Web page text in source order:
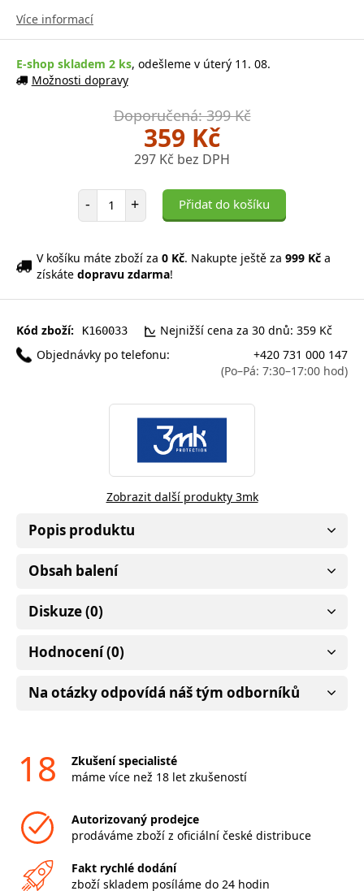
Více informací
E-shop skladem 2 ks, odešleme v úterý 11. 08.
Možnosti dopravy
Doporučená: 399 Kč
359 Kč
297 Kč bez DPH
- Počet položek
+ Přidat do košíku
V košíku máte zboží za 0 Kč. Nakupte ještě za 999 Kč a
získáte dopravu zdarma!
Kód zboží: K160033
Nejnižší cena za 30 dnů: 359 Kč
Objednávky po telefonu:
+420 731 000 147
(Po–Pá: 7:30–17:00 hod)
Zobrazit další produkty 3mk
Popis produktu
Obsah balení
Diskuze (0)
Hodnocení (0)
Na otázky odpovídá náš tým odborníků
18
Zkušení specialisté
máme více než 18 let zkušeností
Autorizovaný prodejce
prodáváme zboží z oficiální české distribuce
Fakt rychlé dodání
zboží skladem posíláme do 24 hodin